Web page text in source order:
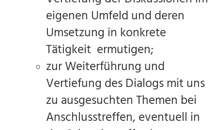
eigenen Umfeld und deren
Umsetzung in konkrete
Tätigkeit ermutigen;
zur Weiterführung und
Vertiefung des Dialogs mit uns
zu ausgesuchten Themen bei
Anschlusstreffen, eventuell in